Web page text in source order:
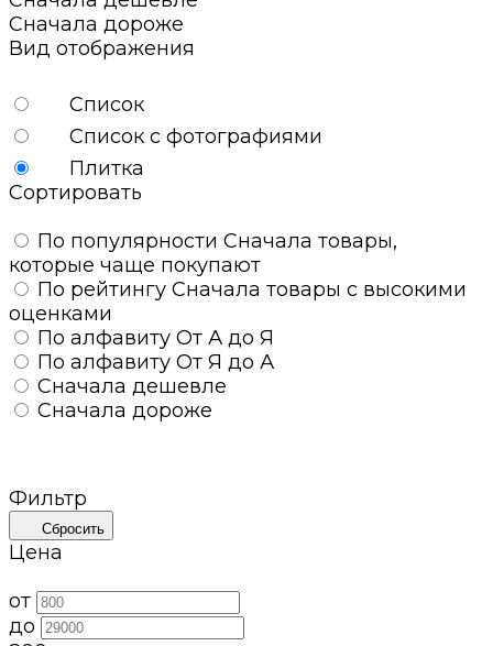
Сначала дороже
Вид отображения
Список
Список с фотографиями
Плитка
Сортировать
По популярности Сначала товары,
которые чаще покупают
По рейтингу Сначала товары с высокими
оценками
По алфавиту От А до Я
По алфавиту От Я до А
Сначала дешевле
Сначала дороже
Фильтр
Сбросить
Цена
от
до